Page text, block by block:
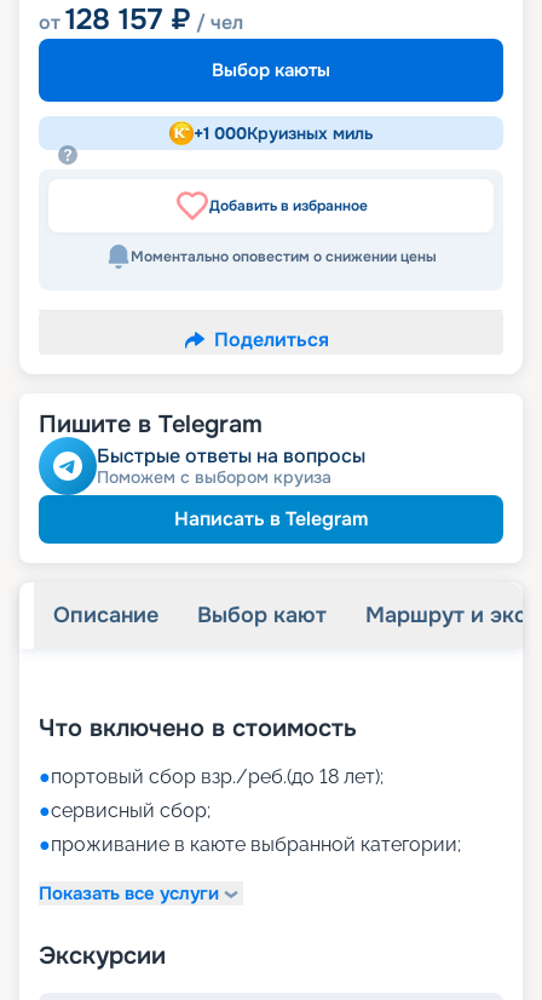
от128 157 ₽ / чел
Выбор каюты
+1 000Круизных миль
Добавить в избранное
Моментально оповестим о снижении цены
Поделиться
Пишите в Telegram
Быстрые ответы на вопросы
Поможем с выбором круиза
Написать в Telegram
Описание Выбор кают Маршрут и
Что включено в стоимость
●портовый сбор взр./реб.(до 18 лет);
●сервисный сбор;
●проживание в каюте выбранной категории;
Показать все услуги
Экскурсии